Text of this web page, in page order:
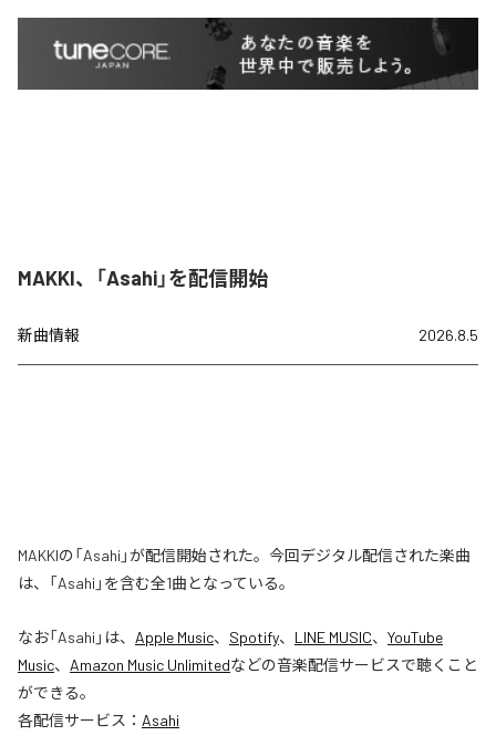
MAKKI、「Asahi」を配信開始
新曲情報 2026.8.5
MAKKIの「Asahi」が配信開始された。今回デジタル配信された楽曲
は、「Asahi」を含む全1曲となっている。
なお「Asahi 」は、 Apple Music、 Spotify、 LINE MUSIC、 YouTube
Music、 Amazon Music Unlimitedなどの音楽配信サービスで聴くこと
ができる。
各配信サービス： Asahi